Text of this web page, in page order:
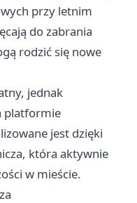
przy letnim
do zabrania
rodzić się nowe
jednak
platformie
jest dzięki
która aktywnie
w mieście.